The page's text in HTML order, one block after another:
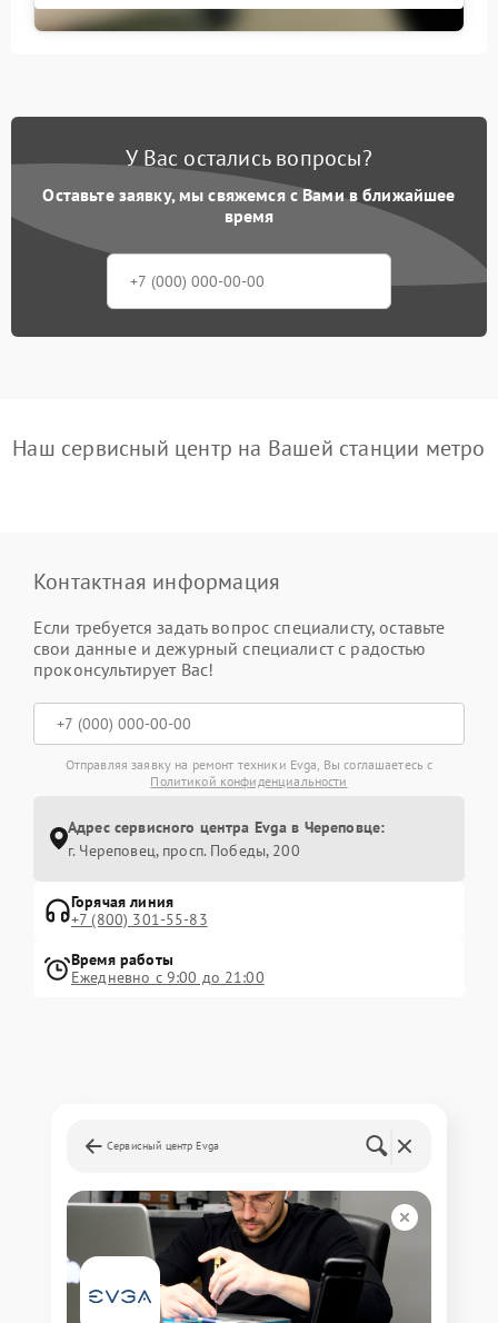
У Вас остались вопросы?
Оставьте заявку, мы свяжемся с Вами в ближайшее
время
Наш сервисный центр на Вашей станции метро
Контактная информация
Если требуется задать вопрос специалисту, оставьте
свои данные и дежурный специалист с радостью
проконсультирует Вас!
Отправляя заявку на ремонт техники Evga, Вы соглашаетесь с
Политикой конфиденциальности
Адрес сервисного центра Evga в Череповце:
г. Череповец, просп. Победы, 200
Горячая линия
+7 (800) 301-55-83
Время работы
Ежедневно с 9:00 до 21:00
Сервисный центр Evga